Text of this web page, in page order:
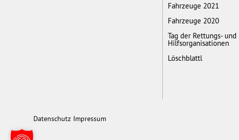
Fahrzeuge 2021
Fahrzeuge 2020
Tag der Rettungs- und
Hilfsorganisationen
Löschblattl
Datenschutz Impressum